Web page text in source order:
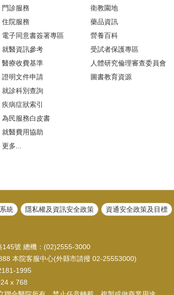
門診服務
住院服務
電子同意書簽署專區
就醫資訊參考
醫療收費基準
證明文件申請
就診科別查詢
疾病症狀索引
為民服務白皮書
就醫費用協助
更多...
衛教園地
藥品資訊
營養百科
受試者保護專區
人體研究倫理審查委員會
圖書教育資源
統 隱私權及資訊安全政策 資通安全政策及目標
號 總機：(02)2555-3000
本院客服中心(外縣市請撥 02-25553000)
1995
x 768